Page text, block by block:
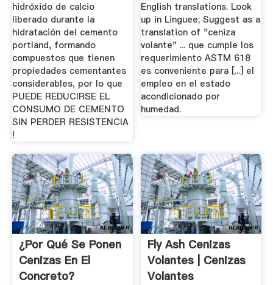
hidróxido de calcio
liberado durante la
hidratación del cemento
portland, formando
compuestos que tienen
propiedades cementantes
considerables, por lo que
PUEDE REDUCIRSE EL
CONSUMO DE CEMENTO
SIN PERDER RESISTENCIA
!
English translations. Look
up in Linguee; Suggest as a
translation of "ceniza
volante" ... que cumple los
requerimiento ASTM 618
es conveniente para [...] el
empleo en el estado
acondicionado por
humedad.
¿Por Qué Se Ponen
Cenizas En El
Concreto?
Fly Ash Cenizas
Volantes | Cenizas
Volantes